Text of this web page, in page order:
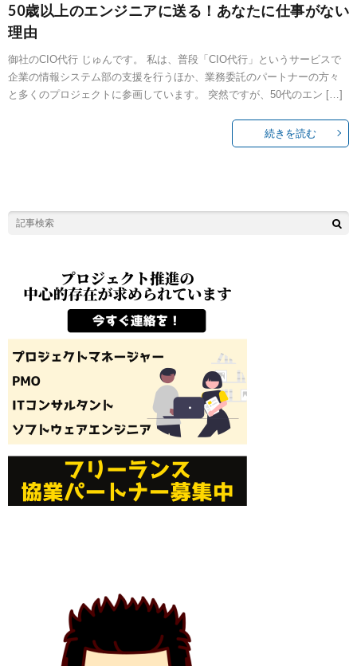
50歳以上のエンジニアに送る！あなたに仕事がない
理由
御社のCIO代行 じゅんです。 私は、普段「CIO代行」というサービスで
企業の情報システム部の支援を行うほか、業務委託のパートナーの方々
と多くのプロジェクトに参画しています。 突然ですが、50代のエン […]
続きを読む